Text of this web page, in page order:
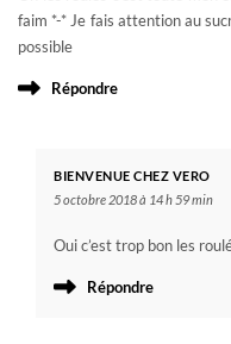
faim *-* Je fais attention au
possible
Répondre
BIENVENUE CHEZ VERO
5 octobre 2018 à 14 h 59 min
Oui c’est trop bon les
Répondre